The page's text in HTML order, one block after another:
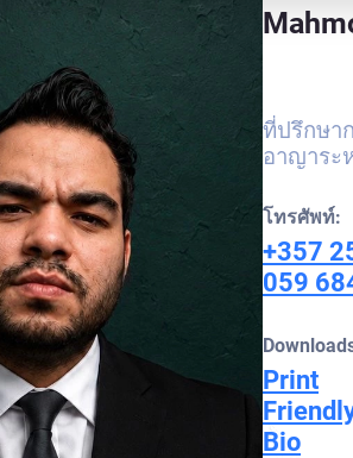
ทนายความ OFAC
รายชื่อผู้ต้องการตัว
การค้นหาและกู้คืน
หมายดำของอินเตอ
ประกาศสีม่วงของอิ
ประกาศสีส้มของอิน
ที่ปรึกษา
อาญาระ
โทรศัพท์:
+357
059
Print
Bio